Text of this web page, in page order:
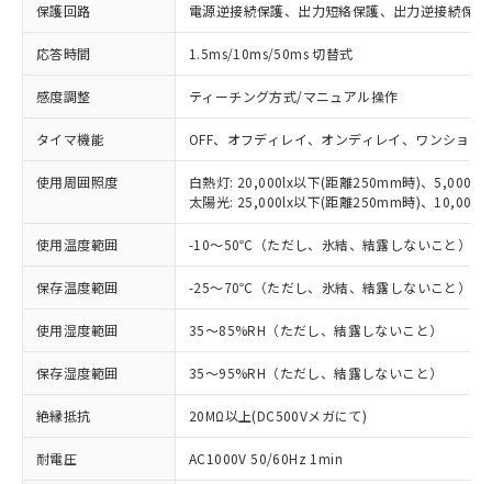
保護回路 電源逆接続保護、出力短絡保護、出力逆接続保護
応答時間 1.5ms/10ms/50ms 切替式
感度調整 ティーチング方式/マニュアル操作
タイマ機能 OFF、オフディレイ、オンディレイ、ワンショッ
使用周囲照度
白熱灯: 20,000lx以下(距離250mm時)、5,000lx
太陽光: 25,000lx以下(距離250mm時)、
使用温度範囲 -10～50℃（ただし、氷結、結露しないこと）
保存温度範囲 -25～70℃（ただし、氷結、結露しないこと）
使用湿度範囲 35～85%RH（ただし、結露しないこと）
保存湿度範囲 35～95%RH（ただし、結露しないこと）
絶縁抵抗 20MΩ以上(DC500Vメガにて)
耐電圧 AC1000V 50/60Hz 1min
ご利用条件
以下の条件をお読みいただき、同意のうえ
ご利用ください。
本サービスは、当社制御機器事業取扱
商品の当社在庫状況および標準価格
(税抜)を提供させていただくもので
当社制御機器事業取扱商品の中には、
本サービスの対象外となる商品もある
ことをご了承ください。
在庫状況および標準価格照会結果は、
記載している更新日時点での社内デー
タに基づき作成されるものであり、閲
覧された時点での実際の在庫および標
対応済み：EU RoHS指令（10物質）の
非含有に対応した製品が提供可能な商品で
対応予定：EU RoHS指令（10物質）の非含
有に対応した製品に切り替える予定のある
商品です。
対応予定なし：EU RoHS指令（10物質）の
非含有に非対応の商品で、対応品を出す予
定はありません。
調査・確認中：EU RoHS指令（10物質）の
非含有の対応状況を調査中または確認中の
商品です。
非該当品：ライセンス料など無形物で、有
害物質有無と関係のない商品です。
仕入先様の事情により、非含有部品として
いたものが、含有品と判明した場合などや
むを得ず変更することがあります。
鉛(Pb) 1000ppm以下、 水銀(Hg) 1000ppm以下、 カド
ミウム(Cd) 100ppm以下、
※1 中国RoHS○×表
「○」：最大均質材料含有率が中国RoHSの
基準値以下であることを示します。
「×」：最大均質材料含有率が中国RoHSの
基準値を超えていることを示します。
「－」：未確認です。当社販売部門へお問
い合わせください。
*中国RoHS10物質の基準値 (GB/T26572)：
当社は、これら貴社製品のうち、外国
（以下｢規制貨物等」という）を輸出
または国外への提供する場合は、日本
国政府の輸出許可(または役務取引許
説明